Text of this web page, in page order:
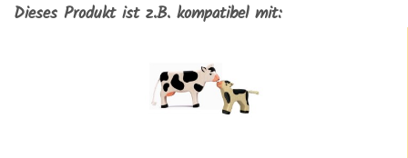
Dieses Produkt ist z.B. kompatibel mit: